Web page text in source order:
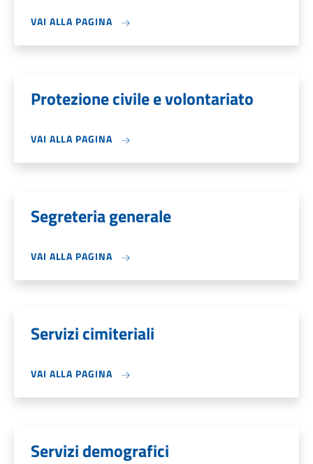
VAI ALLA PAGINA
Protezione civile e volontariato
VAI ALLA PAGINA
Segreteria generale
VAI ALLA PAGINA
Servizi cimiteriali
VAI ALLA PAGINA
Servizi demografici